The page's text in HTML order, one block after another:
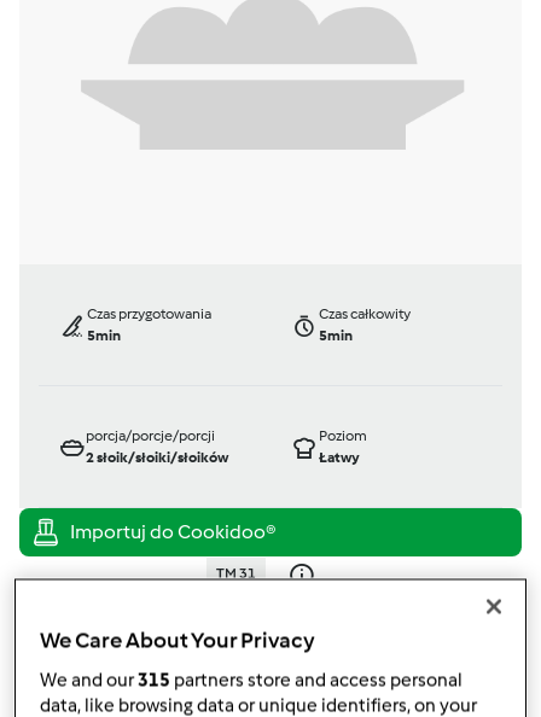
Czas przygotowania
5min
Czas całkowity
5min
porcja/porcje/porcji
2słoik/słoiki/słoików
Poziom
Łatwy
TM 31
zmieniono dnia: 30/09/14
Dodaj do moich kolekcji
We Care About Your Privacy
We and our315 partners store and access personal
data, like browsing data or unique identifiers, on your